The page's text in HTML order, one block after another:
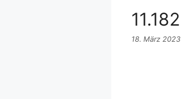
18. März 2023